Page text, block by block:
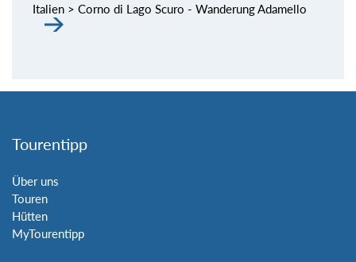
Italien > Corno di Lago Scuro - Wanderung Adamello
Tourentipp
Über uns
Touren
Hütten
MyTourentipp